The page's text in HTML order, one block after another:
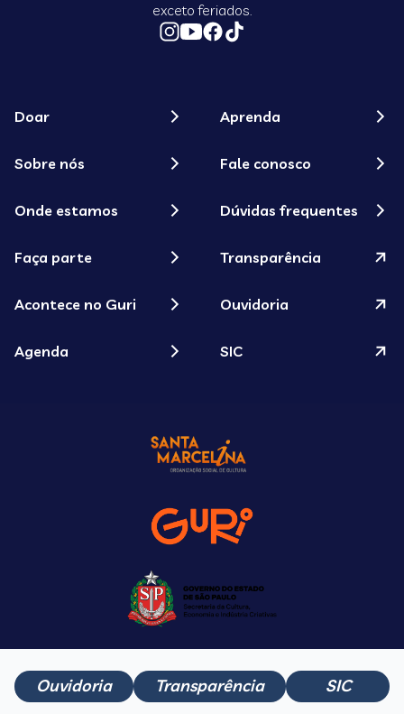
exceto feriados.
Doar
Sobre nós
Onde estamos
Faça parte
Acontece no Guri
Agenda
Aprenda
Fale conosco
Dúvidas frequentes
Transparência
Ouvidoria
SIC
Ouvidoria Transparência SIC